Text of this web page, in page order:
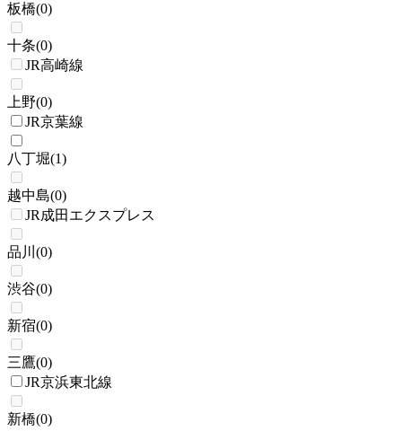
板橋(0)
十条(0)
JR高崎線
上野(0)
JR京葉線
八丁堀(1)
越中島(0)
JR成田エクスプレス
品川 (0)
渋谷(0)
新宿(0)
三鷹(0)
JR京浜東北線
新橋(0)